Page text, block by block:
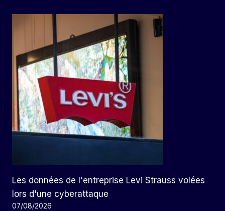
Les données de l'entreprise Levi Strauss volées
lors d'une cyberattaque
07/08/2026